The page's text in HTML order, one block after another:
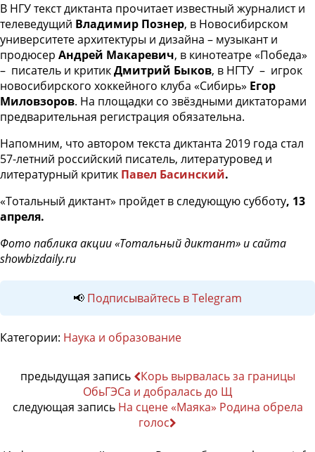
В НГУ текст диктанта прочитает известный журналист и
телеведущий Владимир Познер, в Новосибирском
университете архитектуры и дизайна – музыкант и
продюсер Андрей Макаревич, в кинотеатре «Победа»
– писатель и критикДмитрий Быков, в НГТУ – игрок
новосибирского хоккейного клуба «Сибирь» Егор
Миловзоров. На площадки со звёздными диктаторами
предварительная регистрация обязательна.
Напомним, что автором текста диктанта 2019 года стал
57-летний российский писатель, литературовед и
литературный критик Павел Басинский.
«Тотальный диктант» пройдет в следующую субботу, 13
апреля.
Фото паблика акции «Тотальный диктант» и сайта
showbizdaily.ru
📢 Подписывайтесь в Telegram
Категории: Наука и образование
предыдущая запись
Корь вырвалась за границы
ОбьГЭСа и добралась до Щ
следующая запись На сцене «Маяка» Родина обрела
голос